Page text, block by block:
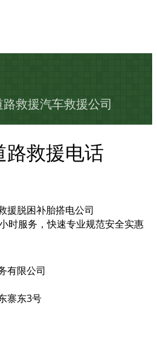
救援汽车救援公司
救援电话
援脱困补胎搭电公司
时服务，快速专业规范安全实惠
有限公司
寨东3号